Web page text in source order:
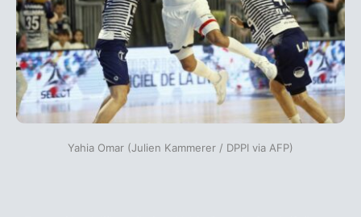
Yahia Omar (Julien Kammerer / DPPI via AFP)